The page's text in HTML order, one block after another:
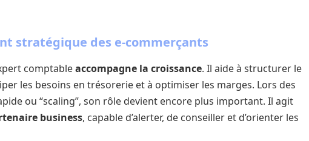
stratégique des e-commerçants
comptableaccompagne la croissance. Il aide à structurer le
les besoins en trésorerie et à optimiser les marges. Lors des
ou “scaling”, son rôle devient encore plus important. Il agit
business, capable d’alerter, de conseiller et d’orienter les